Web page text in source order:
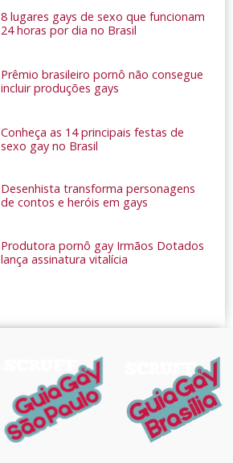
8 lugares gays de sexo que funcionam
24 horas por dia no Brasil
Prêmio brasileiro pornô não consegue
incluir produções gays
Conheça as 14 principais festas de
sexo gay no Brasil
Desenhista transforma personagens
de contos e heróis em gays
Produtora pornô gay Irmãos Dotados
lança assinatura vitalícia